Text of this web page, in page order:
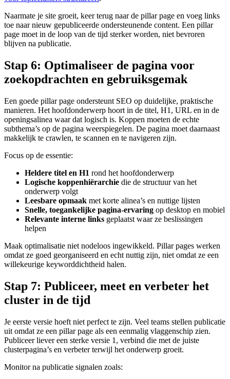
Naarmate je site groeit, keer terug naar de pillar page en voeg links
toe naar nieuw gepubliceerde ondersteunende content. Een pillar
page moet in de loop van de tijd sterker worden, niet bevroren
blijven na publicatie.
Stap 6: Optimaliseer de pagina voor
zoekopdrachten en gebruiksgemak
Een goede pillar page ondersteunt SEO op duidelijke, praktische
manieren. Het hoofdonderwerp hoort in de titel, H1, URL en in de
openingsalinea waar dat logisch is. Koppen moeten de echte
subthema’s op de pagina weerspiegelen. De pagina moet daarnaast
makkelijk te crawlen, te scannen en te navigeren zijn.
Focus op de essentie:
Heldere titel en H1 rond het hoofdonderwerp
Logische koppenhiërarchie die de structuur van het
onderwerp volgt
Leesbare opmaak met korte alinea’s en nuttige lijsten
Snelle, toegankelijke pagina-ervaring op desktop en mobiel
Relevante interne links geplaatst waar ze beslissingen
helpen
Maak optimalisatie niet nodeloos ingewikkeld. Pillar pages werken
omdat ze goed georganiseerd en echt nuttig zijn, niet omdat ze een
willekeurige keyworddichtheid halen.
Stap 7: Publiceer, meet en verbeter het
cluster in de tijd
Je eerste versie hoeft niet perfect te zijn. Veel teams stellen publicatie
uit omdat ze een pillar page als een eenmalig vlaggenschip zien.
Publiceer liever een sterke versie 1, verbind die met de juiste
clusterpagina’s en verbeter terwijl het onderwerp groeit.
Monitor na publicatie signalen zoals: